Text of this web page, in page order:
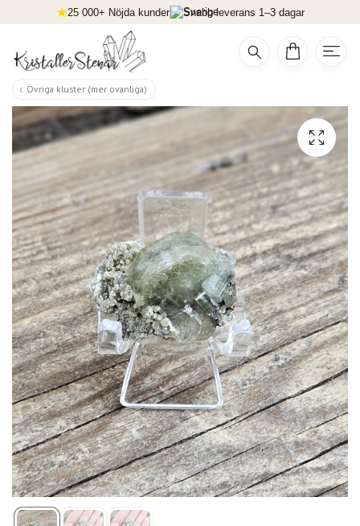
25 000+ Nöjda kunder Snabb leverans 1–3 dagar
Övriga kluster (mer ovanliga)